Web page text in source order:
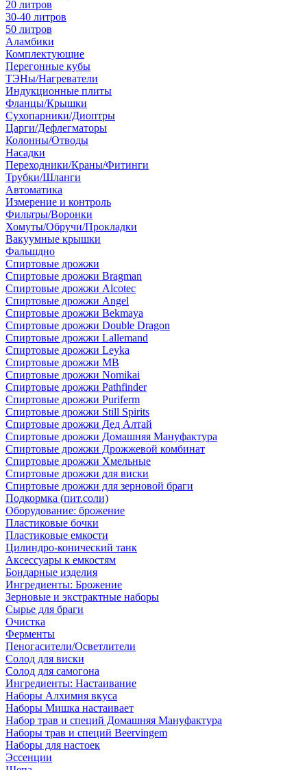
20 литров
30-40 литров
50 литров
Аламбики
Комплектующие
Перегонные кубы
ТЭНы/Нагреватели
Индукционные плиты
Фланцы/Крышки
Сухопарники/Диоптры
Царги/Дефлегматоры
Колонны/Отводы
Насадки
Переходники/Краны/Фитинги
Трубки/Шланги
Автоматика
Измерение и контроль
Фильтры/Воронки
Хомуты/Обручи/Прокладки
Вакуумные крышки
Фальшдно
Спиртовые дрожжи
Спиртовые дрожжи Bragman
Спиртовые дрожжи Alcotec
Спиртовые дрожжи Angel
Спиртовые дрожжи Bekmaya
Спиртовые дрожжи Double Dragon
Спиртовые дрожжи Lallemand
Спиртовые дрожжи Leyka
Спиртовые дрожжи MB
Спиртовые дрожжи Nomikai
Спиртовые дрожжи Pathfinder
Спиртовые дрожжи Puriferm
Спиртовые дрожжи Still Spirits
Спиртовые дрожжи Дед Алтай
Спиртовые дрожжи Домашняя Мануфактура
Спиртовые дрожжи Дрожжевой комбинат
Спиртовые дрожжи Хмельные
Спиртовые дрожжи для виски
Спиртовые дрожжи для зерновой браги
Подкормка (пит.соли)
Оборудование: брожение
Пластиковые бочки
Пластиковые емкости
Цилиндро-конический танк
Аксессуары к емкостям
Бондарные изделия
Ингредиенты: Брожение
Зерновые и экстрактные наборы
Сырье для браги
Очистка
Ферменты
Пеногасители/Осветлители
Солод для виски
Солод для самогона
Ингредиенты: Настаивание
Наборы Алхимия вкуса
Наборы Мишка настаивает
Набор трав и специй Домашняя Мануфактура
Наборы трав и специй Beervingem
Наборы для настоек
Эссенции